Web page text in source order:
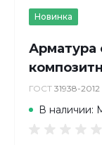
Новинка
Арматура
ГОСТ 31938-2012
В наличии: